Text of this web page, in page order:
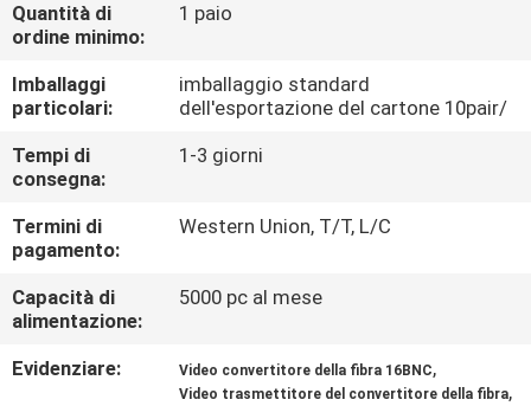
CONTROLLO
DI
QUALITÀ
CONTATTICI
RICHIEDA
Quantità di
ordine minimo:
1 paio
Imballaggi
particolari:
imballaggio standard
dell'esportazione del cartone 10pair/
Tempi di
consegna:
1-3 giorni
Termini di
pagamento:
Western Union, T/T, L/C
Capacità di
alimentazione:
5000 pc al mese
Evidenziare: Video convertitore della fibra 16BNC,
Video trasmettitore del convertitore della fibra,